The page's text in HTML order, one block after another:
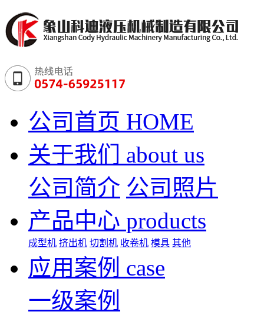
公司首页 HOME
关于我们
about us
公司简介 公司照片
产品中心 products
成型机 挤出机 切割机 收卷机 模具 其他
应用案例 case
一级案例